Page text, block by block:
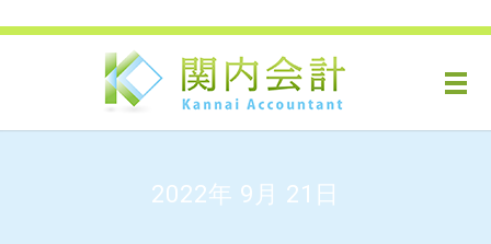
メ
2022年 9月 21日